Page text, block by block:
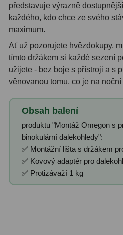
Upínací prvky13
Závaží3
Ostatní
Seřízení 22
Laserové kolimátory6
Umělé hvězdy5
Zrcátka a hranoly61
Diagonální zrcátka36
představuje výrazně
každého, kdo chce ze svého
maximum.
Ať už pozorujete hvězdokupy,
tímto držákem si každé sezení
užijete - bez boje s přístroji a s
věnovanou tomu, co je na
Obsah balení
produktu "Montáž Omegon s
binokulární dalekohledy":
✅ Montážní lišta s držákem
✅ Kovový adaptér pro
✅ Protizávaží 1 kg